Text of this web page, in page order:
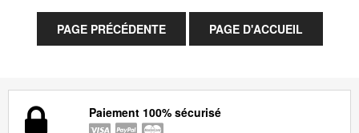
Paiement 100% sécurisé